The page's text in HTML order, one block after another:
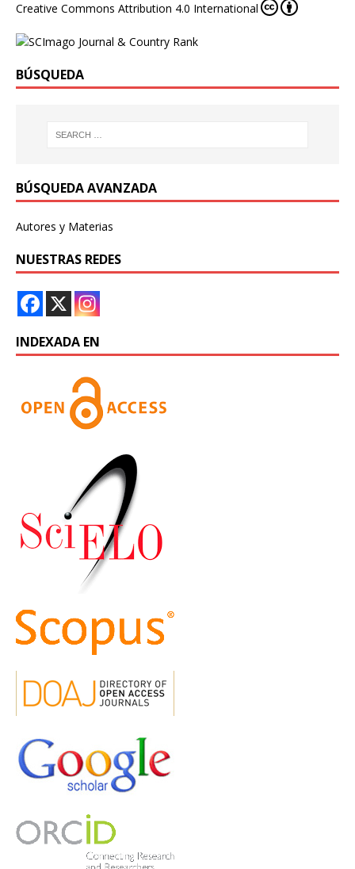
Creative Commons Attribution 4.0 International
BÚSQUEDA
BÚSQUEDA AVANZADA
Autores y Materias
NUESTRAS REDES
INDEXADA EN